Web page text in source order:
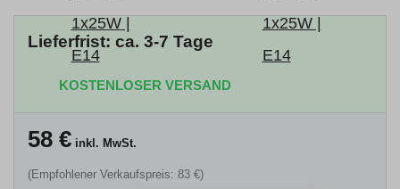
Lieferfrist: ca. 3-7 Tage
KOSTENLOSER VERSAND
58 € inkl. MwSt.
(Empfohlener Verkaufspreis: 83 €)